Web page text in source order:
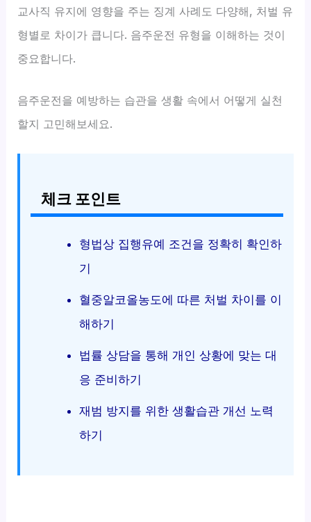
교사직 유지에 영향을 주는 징계 사례도 다양해, 처벌 유
형별로 차이가 큽니다. 음주운전 유형을 이해하는 것이
중요합니다.
음주운전을 예방하는 습관을 생활 속에서 어떻게 실천
할지 고민해보세요.
체크 포인트
형법상 집행유예 조건을 정확히 확인하
기
혈중알코올농도에 따른 처벌 차이를 이
해하기
법률 상담을 통해 개인 상황에 맞는 대
응 준비하기
재범 방지를 위한 생활습관 개선 노력
하기